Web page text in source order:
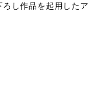
し作品を起用したア